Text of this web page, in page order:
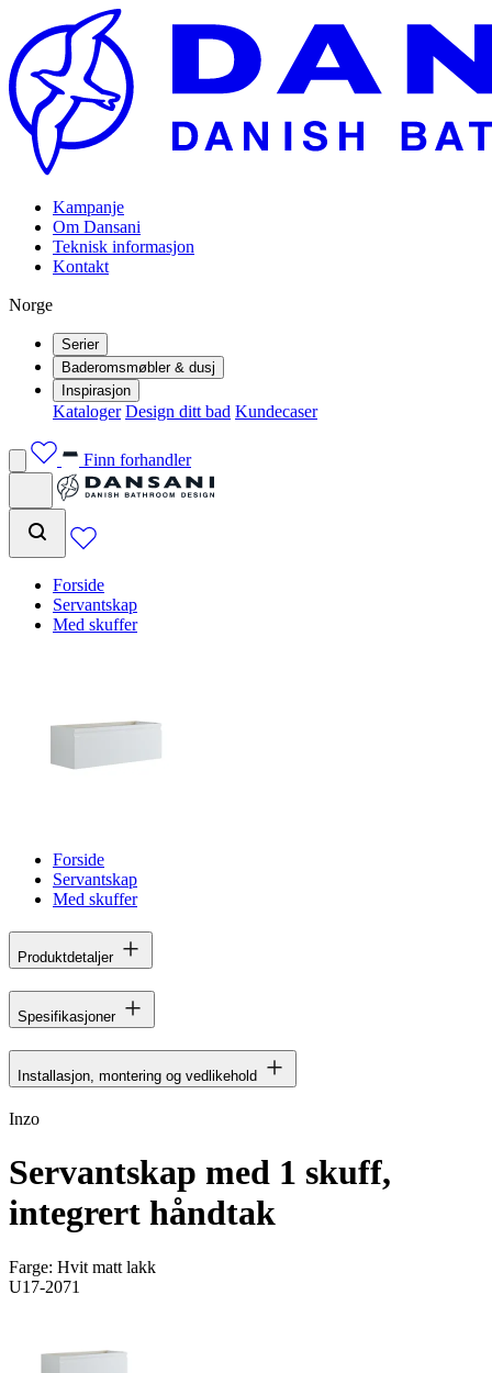
Kampanje
Om Dansani
Teknisk informasjon
Kontakt
Norge
Serier
Baderomsmøbler & dusj
Inspirasjon
Kataloger Design ditt bad Kundecaser
Finn forhandler
Forside
Servantskap
Med skuffer
Forside
Servantskap
Med skuffer
Produktdetaljer
Spesifikasjoner
Installasjon, montering og vedlikehold
Inzo
Servantskap med 1 skuff,
integrert håndtak
Farge: Hvit matt lakk
U17-2071